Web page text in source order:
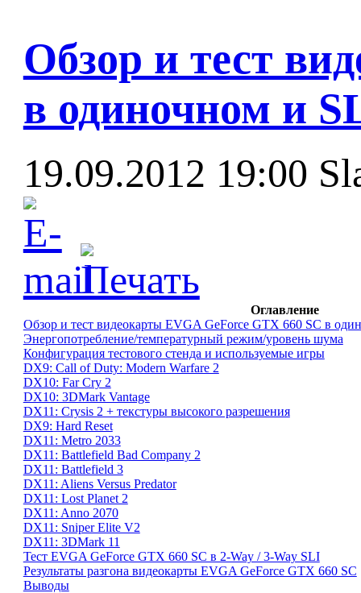
Обзор и тест
в одиночном и
19.09.2012 19:00
Оглавление
Обзор и тест видеокарты EVGA GeForce GTX 660 SC в
Энергопотребление/температурный режим/уровень шума
Конфигурация тестового стенда и используемые игры
DX9: Call of Duty: Modern Warfare 2
DX10: Far Cry 2
DX10: 3DMark Vantage
DX11: Crysis 2 + текстуры высокого разрешения
DX9: Hard Reset
DX11: Metro 2033
DX11: Battlefield Bad Company 2
DX11: Battlefield 3
DX11: Aliens Versus Predator
DX11: Lost Planet 2
DX11: Anno 2070
DX11: Sniper Elite V2
DX11: 3DMark 11
Тест EVGA GeForce GTX 660 SC в 2-Way / 3-Way SLI
Результаты разгона видеокарты EVGA GeForce GTX 660 SC
Выводы